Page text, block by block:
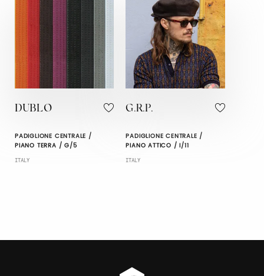
DUBLO
PADIGLIONE CENTRALE /
PIANO TERRA / G/5
ITALY
G.R.P.
PADIGLIONE CENTRALE /
PIANO ATTICO / I/11
ITALY